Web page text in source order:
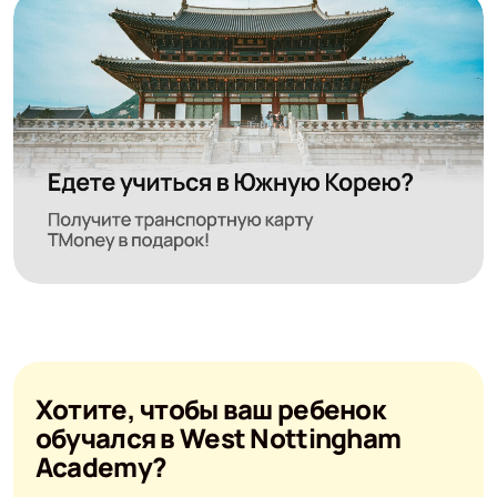
Хотите, чтобы ваш ребенок
обучался в West Nottingham
Academy?